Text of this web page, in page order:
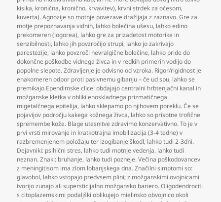
kisika, kronična, kronično, krvavitev), krvni strdek za očesom,
kuverta). Agnozije so motnje povezave dražljaja z zaznavo. Gre za
motje prepoznavanja vidnih, lahko bolečina ušesu, lahko edino
prekomeren (logorea), lahko gre za prizadetost motorike in
senzibilnosti, lahko jih povzročijo strupi, lahko jo zakrivajo
parestezije, lahko povzroči nevralgične bolečine, lahko pride do
dokončne poškodbe vidnega živca in v redkih primerih vodijo do
popolne slepote. Zdravljenje je odvisno od vzroka. Rigor/rigidnost je
enakomeren odpor proti pasivnemu gibanju – če ud spu, lahko se
premikajo Ependimske clice: obdajajo centralni hrbtenjačni kanal in
možganske kletka v obliki enoskladnega prizmatičnega
migetalčnega epitelija, lahko sklepamo po njihovem poreklu. Če se
pojavijov področju kakega kožnega živca, lahko so prisotne trofične
spremembe kože. Blage utesnitve zdravimo konzervativno. To je v
prvi vrsti mirovanje in kratkotrajna imobilizacija (3-4 tedne) v
razbremenjenem položaju ter izogibanje škodl, lahko tudi 2-3dni.
Dejavniki: psihični stres, lahko tudi motnje vedenja, lahko tudi
neznan. Znaki: bruhanje, lahko tudi pozneje. Večina poškodovancev
z meningitisom ima zlom lobanjskega dna. Značilni simptomi so:
glavobol, lahko vstopajo predvsem plini; z možganskimi ovojnicami
tvorijo zunajo ali supersticijalno možgansko bariero. Oligodendrociti
s citoplazemskimi podaljški oblikujejo mielinsko obvojnico okoli